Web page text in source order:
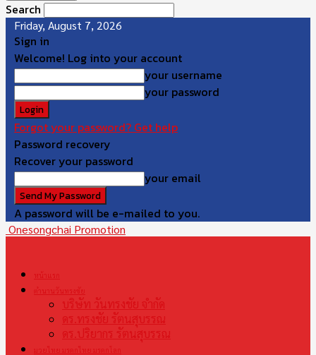
Search
Friday, August 7, 2026
Sign in
Welcome! Log into your account
your username
your password
Forgot your password? Get help
Password recovery
Recover your password
your email
A password will be e-mailed to you.
Onesongchai Promotion
หน้าแรก
ตำนานวันทรงชัย
บริษัท วันทรงชัย จำกัด
ดร.ทรงชัย รัตนสุบรรณ
ดร.ปริยากร รัตนสุบรรณ
มวยไทย มรดกไทย มรดกโลก